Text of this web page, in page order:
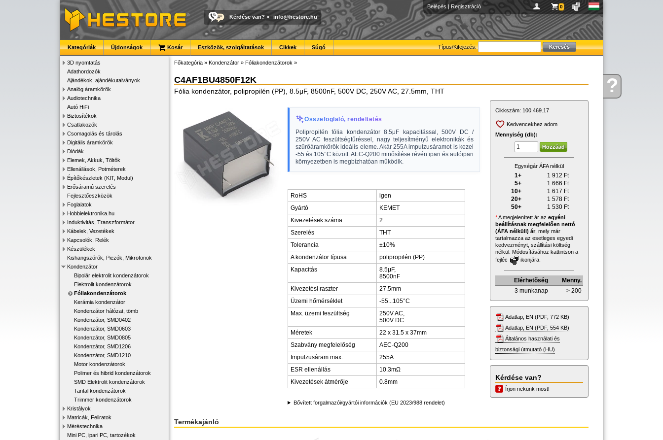
Kérdése?
Belépés | Regisztráció 0
Kérdése van? » info@hestore.hu
Típus/Kifejezés:
Kategóriák Újdonságok Kosár Eszközök, szolgáltatások Cikkek Súgó
3D nyomtatás
Adathordozók
Ajándékok, ajándékutalványok
Analóg áramkörök
Audiotechnika
Autó HiFi
Biztosítékok
Csatlakozók
Csomagolás és tárolás
Digitális áramkörök
Diódák
Elemek, Akkuk, Töltők
Ellenállások, Potméterek
Építőkészletek (KIT, Modul)
Erősáramú szerelés
Fejlesztőeszközök
Foglalatok
Hobbielektronika.hu
Induktivitás, Transzformátor
Kábelek, Vezetékek
Kapcsolók, Relék
Készülékek
Kishangszórók, Piezók, Mikrofonok
Kondenzátor
Bipolár elektrolit kondenzátorok
Elektrolit kondenzátorok
Fóliakondenzátorok
Kerámia kondenzátor
Kondenzátor hálózat, tömb
Kondenzátor, SMD0402
Kondenzátor, SMD0603
Kondenzátor, SMD0805
Kondenzátor, SMD1206
Kondenzátor, SMD1210
Motor kondenzátorok
Polimer és hibrid kondenzátorok
SMD Elektrolit kondenzátorok
Tantal kondenzátorok
Trimmer kondenzátorok
Kristályok
Matricák, Feliratok
Méréstechnika
Mini PC, ipari PC, tartozékok
Főkategória » Kondenzátor » Fóliakondenzátorok »
C4AF1BU4850F12K
Fólia kondenzátor, polipropilén (PP), 8.5μF, 8500nF, 500V DC, 250V AC, 27.5mm, THT
Összefoglaló, rendeltetés
Polipropilén fólia kondenzátor 8.5μF kapacitással, 500V DC /
250V AC feszültségtűréssel, nagy teljesítményű elektronikák és
szűrőáramkörök ideális eleme. Akár 255A impulzusáramot is kezel
-55 és 105°C között. AEC-Q200 minősítése révén ipari és autóipari
környezetben is megbízhatóan működik.
RoHS
igen
Gyártó
KEMET
Kivezetések száma
2
Szerelés
THT
Tolerancia
±10%
A kondenzátor típusa
polipropilén (PP)
Kapacitás
8.5μF,
8500nF
Kivezetési raszter
27.5mm
Üzemi hőmérséklet
-55...105°C
Max. üzemi feszültség
250V AC,
500V DC
Méretek
22 x 31.5 x 37mm
Szabvány megfelelőség
AEC-Q200
Impulzusáram max.
255A
ESR ellenállás
10.3mΩ
Kivezetések átmérője
0.8mm
Bővített forgalmazói/gyártói információk (EU 2023/988 rendelet)
Cikkszám: 100.469.17
Kedvencekhez adom
Mennyiség (db):
Egységár ÁFA nélkül
1+ 1 912 Ft
5+
1 666 Ft
10+
1 617 Ft
20+
1 578 Ft
50+
1 530 Ft
*A megjelenített ár az egyéni
beállításnak megfelelően nettó
(ÁFA nélküli) ár, mely már
tartalmazza az esetleges egyedi
kedvezményt, szállítási költség
nélkül. Módosításához kattintson a
fejléc
ikonjára.
Elérhetőség
Menny.
3 munkanap
> 200
Adatlap, EN (PDF, 772 KB)
Adatlap, EN (PDF, 554 KB)
Általános használati és
biztonsági útmutató (HU)
Kérdése van?
Írjon nekünk most!
Termékajánló